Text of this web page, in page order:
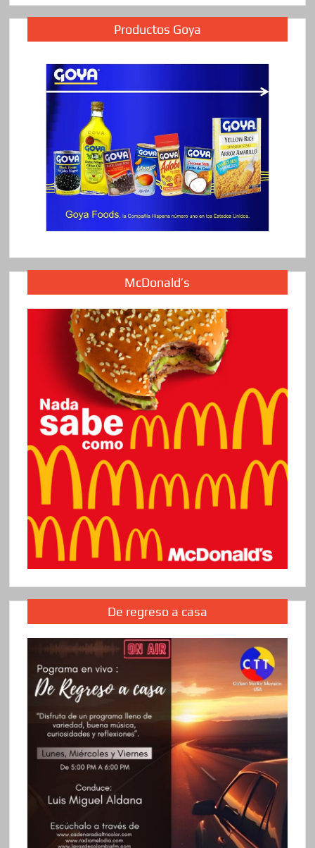
Productos Goya
McDonald’s
De regreso a casa